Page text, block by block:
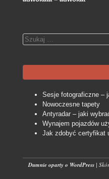
Szukaj
Sesje fotograficzne –
Nowoczesne tapety
Antyradar – jaki
Wynajem pojazdów
Jak zdobyć certyfikat
Dumnie oparty o WordPress |